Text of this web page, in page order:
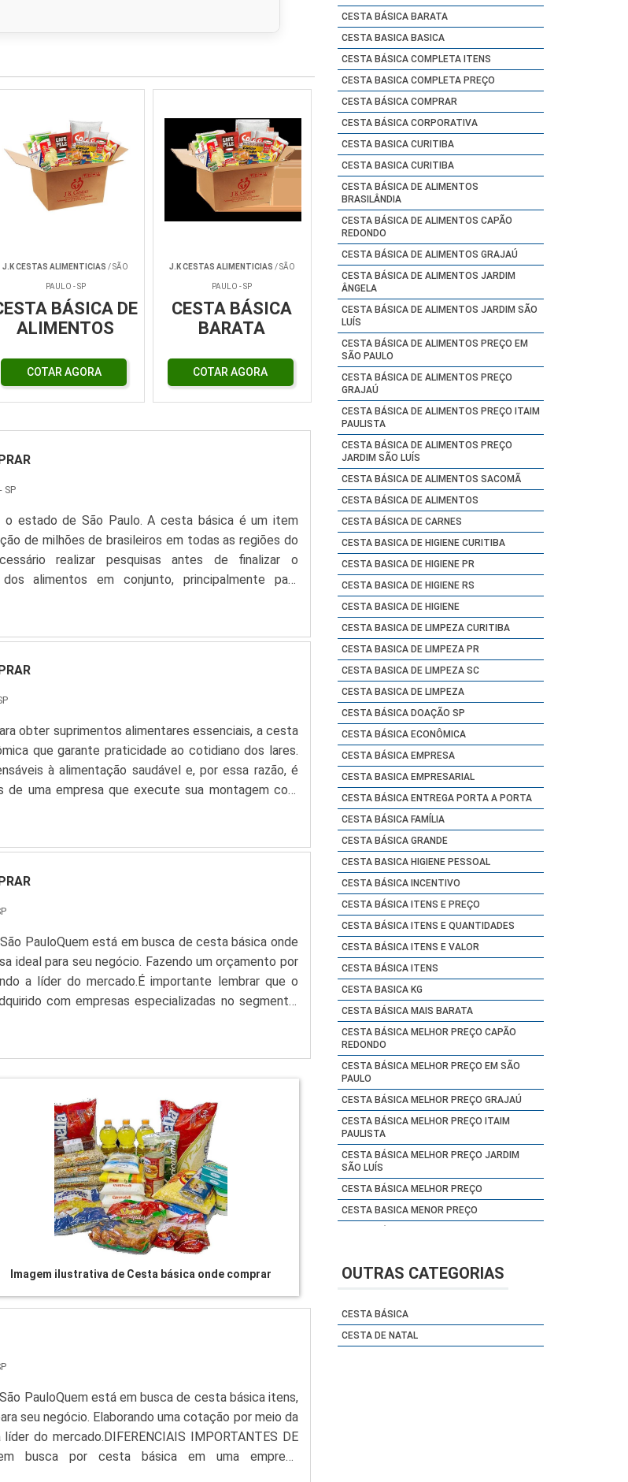
J.K CESTAS ALIMENTICIAS / SÃO
PAULO - SP
BÁSICA DE
ALIMENTOS
COTAR AGORA
J.K CESTAS ALIMENTICIAS / SÃO
PAULO - SP
CESTA BÁSICA
BARATA
COTAR AGORA
SP
o estado de São Paulo. A cesta básica é um item
de milhões de brasileiros em todas as regiões do
realizar pesquisas antes de finalizar o
alimentos em conjunto, principalmente para
para funcionários mensalmente. O importante é
com qualidade e ótimo custo-b...
obter suprimentos alimentares essenciais, a cesta
que garante praticidade ao cotidiano dos lares.
à alimentação saudável e, por essa razão, é
de uma empresa que execute sua montagem com
encontrar uma qualificada empresa de cesta básica
variadas, como c...
PauloQuem está em busca de cesta básica onde
ideal para seu negócio. Fazendo um orçamento por
a líder do mercado.É importante lembrar que o
com empresas especializadas no segmento.
para alimentos e itens de higiene, pois evita a
qualidade ou com pouca ...
Imagem ilustrativa de Cesta básica onde comprar
PauloQuem está em busca de cesta básica itens,
seu negócio. Elaborando uma cotação por meio da
do mercado.DIFERENCIAIS IMPORTANTES DE
busca por cesta básica em uma empresa
depara com a Casa da Cesta Básica. A empresa
CESTA BÁSICA BARATA
CESTA BASICA BASICA
CESTA BÁSICA COMPLETA ITENS
CESTA BASICA COMPLETA PREÇO
CESTA BÁSICA COMPRAR
CESTA BÁSICA CORPORATIVA
CESTA BASICA CURITIBA
CESTA BASICA CURITIBA
CESTA BÁSICA DE ALIMENTOS
BRASILÂNDIA
CESTA BÁSICA DE ALIMENTOS CAPÃO
REDONDO
CESTA BÁSICA DE ALIMENTOS GRAJAÚ
CESTA BÁSICA DE ALIMENTOS JARDIM
ÂNGELA
CESTA BÁSICA DE ALIMENTOS JARDIM SÃO
LUÍS
CESTA BÁSICA DE ALIMENTOS PREÇO EM
SÃO PAULO
CESTA BÁSICA DE ALIMENTOS PREÇO
GRAJAÚ
CESTA BÁSICA DE ALIMENTOS PREÇO ITAIM
PAULISTA
CESTA BÁSICA DE ALIMENTOS PREÇO
JARDIM SÃO LUÍS
CESTA BÁSICA DE ALIMENTOS SACOMÃ
CESTA BÁSICA DE ALIMENTOS
CESTA BÁSICA DE CARNES
CESTA BASICA DE HIGIENE CURITIBA
CESTA BASICA DE HIGIENE PR
CESTA BASICA DE HIGIENE RS
CESTA BASICA DE HIGIENE
CESTA BASICA DE LIMPEZA CURITIBA
CESTA BASICA DE LIMPEZA PR
CESTA BASICA DE LIMPEZA SC
CESTA BASICA DE LIMPEZA
CESTA BÁSICA DOAÇÃO SP
CESTA BÁSICA ECONÔMICA
CESTA BÁSICA EMPRESA
CESTA BASICA EMPRESARIAL
CESTA BÁSICA ENTREGA PORTA A PORTA
CESTA BÁSICA FAMÍLIA
CESTA BÁSICA GRANDE
CESTA BASICA HIGIENE PESSOAL
CESTA BÁSICA INCENTIVO
CESTA BÁSICA ITENS E PREÇO
CESTA BÁSICA ITENS E QUANTIDADES
CESTA BÁSICA ITENS E VALOR
CESTA BÁSICA ITENS
CESTA BASICA KG
CESTA BÁSICA MAIS BARATA
CESTA BÁSICA MELHOR PREÇO CAPÃO
REDONDO
CESTA BÁSICA MELHOR PREÇO EM SÃO
PAULO
CESTA BÁSICA MELHOR PREÇO GRAJAÚ
CESTA BÁSICA MELHOR PREÇO ITAIM
PAULISTA
CESTA BÁSICA MELHOR PREÇO JARDIM
SÃO LUÍS
CESTA BÁSICA MELHOR PREÇO
CESTA BASICA MENOR PREÇO
BRASILÂNDIA
CESTA BÁSICA ONDE COMPRAR GRAJAÚ
CESTA BÁSICA ONDE COMPRAR ITAIM
OUTRAS CATEGORIAS
CESTA BÁSICA
CESTA DE NATAL